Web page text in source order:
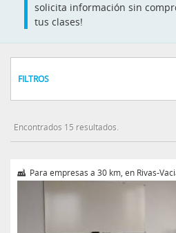
solicita información sin
tus clases!
FILTROS
Encontrados 15 resultados.
Para empresas a 30 km, en Rivas-